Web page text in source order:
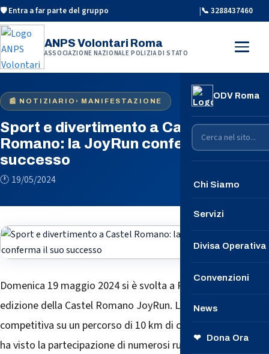
🛡️ Entra a far parte del gruppo |📞 3288437460
ANPS Volontari Roma
ASSOCIAZIONE NAZIONALE POLIZIA DI STATO
ODV Roma
Chi Siamo
Conosciamoci
→ Unisciti a
Servizi
Divisa Operativa
Convenzioni
News
Il nostro
❤ Dona Ora
📰 NOTIZIARIO › MANIFESTAZIONE
Sport e divertimento a Castel
Romano: la JoyRun conferma il suo
successo
🕐 19/05/2024
Domenica 19 maggio 2024 si è svolta a Roma la quarta
edizione della Castel Romano JoyRun. La gara,
competitiva su un percorso di 10 km di corsa su strada,
ha visto la partecipazione di numerosi runner